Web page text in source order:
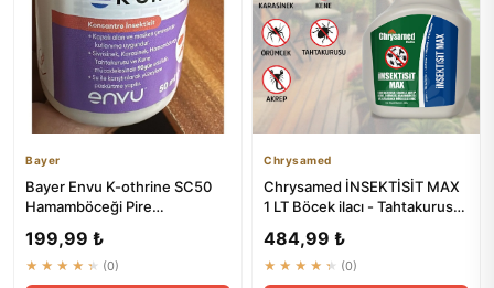
Bayer
Bayer Envu K-othrine SC50
Hamamböceği Pire
Etkili K...
199,99 ₺
★★★★★ (0)
Chrysamed
Chrysamed İNSEKTİSİT MAX
1 LT Böcek ilacı - Tahtakurusu,
484,99 ₺
★★★★★ (0)